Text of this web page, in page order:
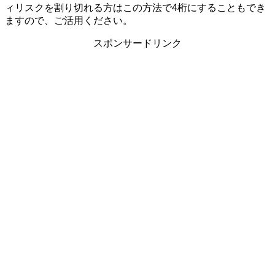
ィリスクを割り切れる方はこの方法で4桁にすることもでき
ますので、ご活用ください。
スポンサードリンク